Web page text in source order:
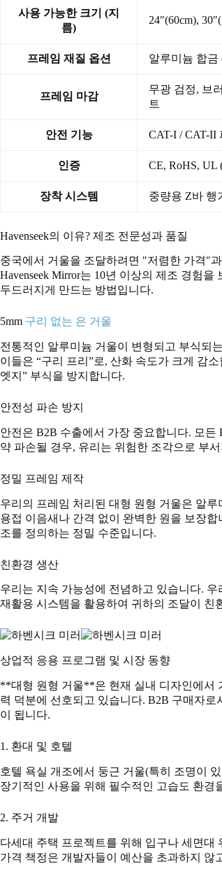
사용 가능한 크기 (지
름)
24″(60cm),
프레임 재질 옵션 알루미늄 합금
프레임 마감
무광 검정, 브
트
안전 기능 CAT-I / CAT-II
인증 CE, RoHS, UL
장착 시스템 중량용 Z바 행
Havenseek의 이유? 제조 전문성과 품질
중국에서 거울을 조달하려면 "저렴한 가격"
Havenseek Mirror는 10년 이상의 제조 경험
두드러지게 만드는 방법입니다.
5mm 구리 없는 은 거울
전통적인 알루미늄 거울이 변형되고 부식되
이들은 “구리 프리”로, 산화 속도가 크게 감
엣지” 부식을 방지합니다.
안전성 파손 방지
안전은 B2B 수출에서 가장 중요합니다. 모든
약 파손될 경우, 유리는 위험한 조각으로 부
정밀 프레임 제작
우리의 프레임 처리된 대형 원형 거울은 알
용접 이음새나 간격 없이 완벽한 원을 보장
조를 정의하는 정밀 수준입니다.
친환경 생산
우리는 지속 가능성에 전념하고 있습니다.
재활용 시스템을 활용하여 귀하의 조달이 친
상업적 응용 프로그램 및 시장 동향
**대형 원형 거울**은 현재 실내 디자인에서
력 덕분에 선호되고 있습니다. B2B 구매자
이 됩니다.
1. 환대 및 호텔
호텔 욕실 개조에서 둥근 거울(특히 조명이
장기적인 사용을 위해 필수적인 고습도 환경
2. 주거 개발
다세대 주택 프로젝트를 위해 입구나 세면
가격 책정은 개발자들이 예산을 초과하지 않